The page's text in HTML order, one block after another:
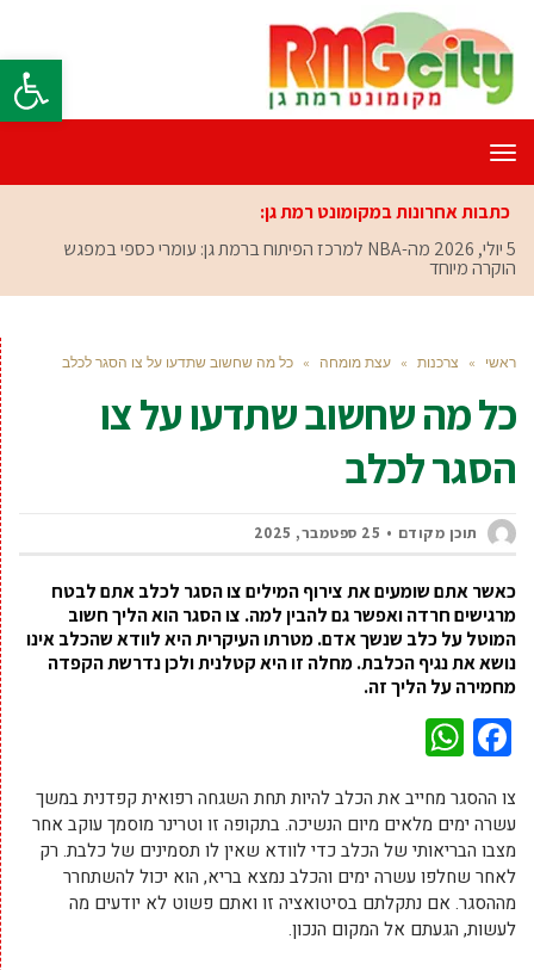
פתח
תפריט
כתבות אחרונות במקומונט רמת גן:
5 יולי, 2026
מה-NBA למרכז הפיתוח ברמת גן: עומרי כספי במפגש
הוקרה מיוחד
ראשי » צרכנות » עצת מומחה » כל מה שחשוב שתדעו על צו הסגר לכלב
כל מה שחשוב שתדעו על צו
הסגר לכלב
תוכן מקודם 25 ספטמבר, 2025
כאשר אתם שומעים את צירוף המילים צו הסגר לכלב אתם לבטח
מרגישים חרדה ואפשר גם להבין למה. צו הסגר הוא הליך חשוב
המוטל על כלב שנשך אדם. מטרתו העיקרית היא לוודא שהכלב אינו
נושא את נגיף הכלבת. מחלה זו היא קטלנית ולכן נדרשת הקפדה
מחמירה על הליך זה.
Facebook
צו ההסגר מחייב את הכלב להיות תחת השגחה רפואית קפדנית במשך
עשרה ימים מלאים מיום הנשיכה. בתקופה זו וטרינר מוסמך עוקב אחר
מצבו הבריאותי של הכלב כדי לוודא שאין לו תסמינים של כלבת. רק
לאחר שחלפו עשרה ימים והכלב נמצא בריא, הוא יכול להשתחרר
מההסגר. אם נתקלתם בסיטואציה זו ואתם פשוט לא יודעים מה
לעשות, הגעתם אל המקום הנכון.